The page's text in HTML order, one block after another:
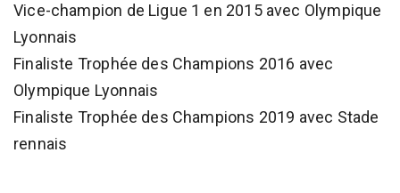
Vice-champion de Ligue 1 en 2015 avec Olympique
Lyonnais
Finaliste Trophée des Champions 2016 avec
Olympique Lyonnais
Finaliste Trophée des Champions 2019 avec Stade
rennais